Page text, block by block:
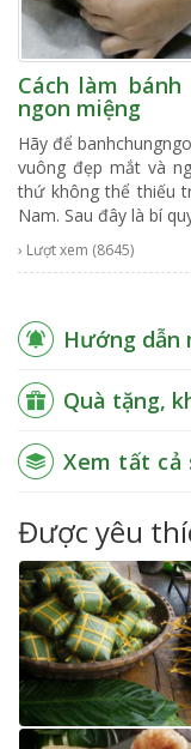
Cách làm
ngon miệng
Hãy để
vuông đẹp mắt và
thứ không thể thiếu
Nam. Sau đây là bí
› Lượt xem (8645)
Hướng dẫn
Quà tặng,
Xem tất cả
Được yêu